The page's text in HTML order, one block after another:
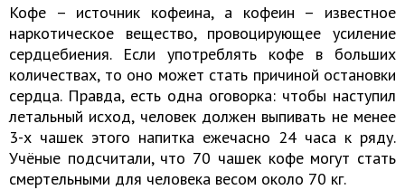
Кофе – источник кофеина, а кофеин – известное
наркотическое вещество, провоцирующее усиление
сердцебиения. Если употреблять кофе в больших
количествах, то оно может стать причиной остановки
сердца. Правда, есть одна оговорка: чтобы наступил
летальный исход, человек должен выпивать не менее
3-х чашек этого напитка ежечасно 24 часа к ряду.
Учёные подсчитали, что 70 чашек кофе могут стать
смертельными для человека весом около 70 кг.